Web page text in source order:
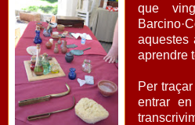
que
aquestes
aprendre
Per
entrar